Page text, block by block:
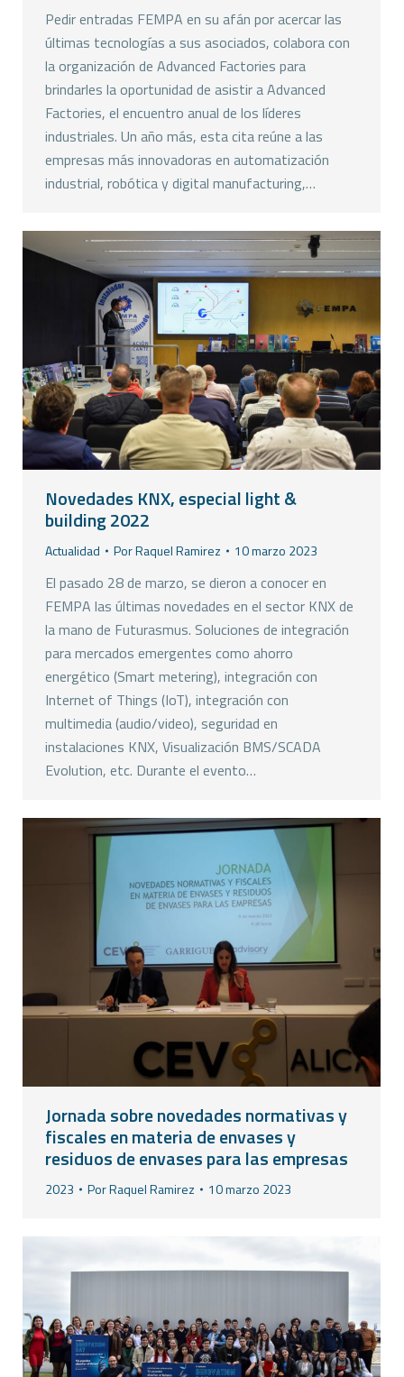
Pedir entradas FEMPA en su afán por acercar las
últimas tecnologías a sus asociados, colabora con
la organización de Advanced Factories para
brindarles la oportunidad de asistir a Advanced
Factories, el encuentro anual de los líderes
industriales. Un año más, esta cita reúne a las
empresas más innovadoras en automatización
industrial, robótica y digital manufacturing,…
Novedades KNX, especial light &
building 2022
Actualidad PorRaquel Ramirez 10 marzo 2023
El pasado 28 de marzo, se dieron a conocer en
FEMPA las últimas novedades en el sector KNX de
la mano de Futurasmus. Soluciones de integración
para mercados emergentes como ahorro
energético (Smart metering), integración con
Internet of Things (IoT), integración con
multimedia (audio/video), seguridad en
instalaciones KNX, Visualización BMS/SCADA
Evolution, etc. Durante el evento…
Jornada sobre novedades normativas y
fiscales en materia de envases y
residuos de envases para las empresas
2023 PorRaquel Ramirez 10 marzo 2023